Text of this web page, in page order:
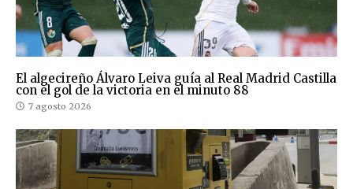
El algecireño Álvaro Leiva guía al Real Madrid Castilla
con el gol de la victoria en el minuto 88
7 agosto 2026